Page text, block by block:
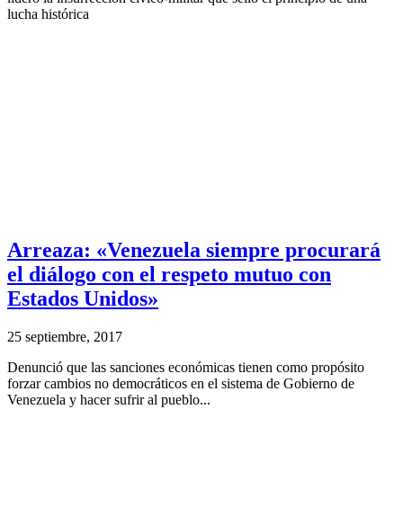
lucha histórica
Arreaza: «Venezuela siempre procurará
el diálogo con el respeto mutuo con
Estados Unidos»
25 septiembre, 2017
Denunció que las sanciones económicas tienen como propósito
forzar cambios no democráticos en el sistema de Gobierno de
Venezuela y hacer sufrir al pueblo...